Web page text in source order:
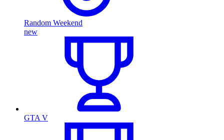
Random Weekend
new
GTA V